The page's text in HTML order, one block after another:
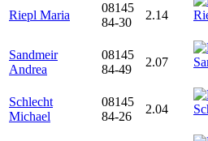
Riepl Maria
08145
84-30
2.14
Sandmeir
Andrea
08145
84-49
2.07
Schlecht
Michael
08145
84-26
2.04